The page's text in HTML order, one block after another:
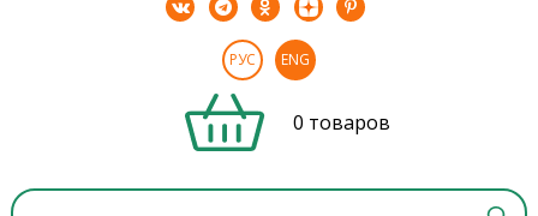
РУС ENG
0 товаров